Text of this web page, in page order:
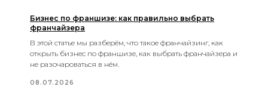
Бизнес по франшизе: как правильно выбрать
франчайзера
В этой статье мы разберём, что такое франчайзинг, как
открыть бизнес по франшизе, как выбрать франчайзера и
не разочароваться в нём.
08.07.2026